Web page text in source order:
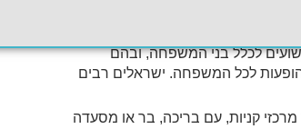
לכלל בני המשפחה, ובהם
והופעות לכל המשפחה. ישראלים רבים
קניות, עם בריכה, בר או מסעדה